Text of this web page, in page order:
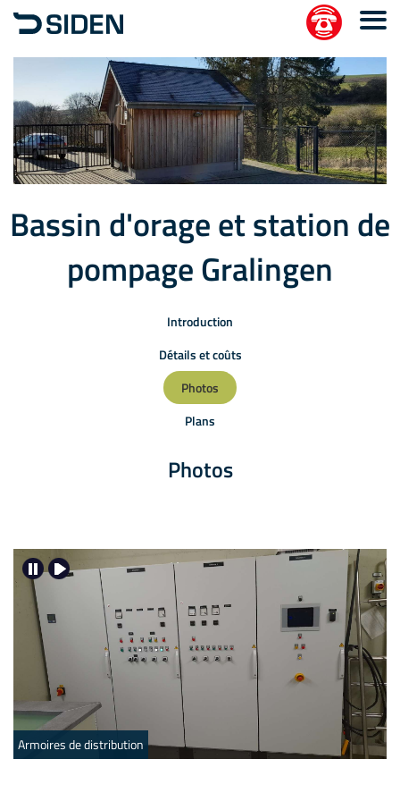
Bassin d'orage et station de
pompage Gralingen
Introduction
Détails et coûts
Photos
Plans
Photos
Armoires de distribution